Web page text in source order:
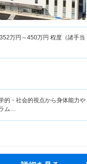
352万円～450万円 程度（諸手当
的・社会的視点から身体能力や
ム…